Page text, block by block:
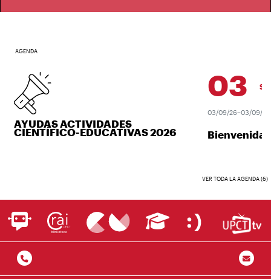
AGENDA
AYUDAS ACTIVIDADES
CIENTÍFICO-EDUCATIVAS 2026
03 SEP.
03/09/26–03/09/26
Bienvenida
VER TODA LA AGENDA (6)